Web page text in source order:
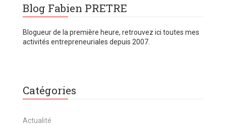
Blog Fabien PRETRE
Blogueur de la première heure, retrouvez ici toutes mes
activités entrepreneuriales depuis 2007.
Catégories
Actualité